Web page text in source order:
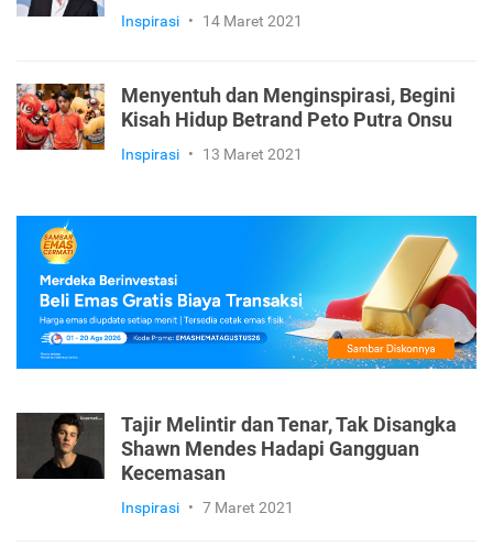
Inspirasi • 14 Maret 2021
Menyentuh dan Menginspirasi, Begini
Kisah Hidup Betrand Peto Putra Onsu
Inspirasi • 13 Maret 2021
Tajir Melintir dan Tenar, Tak Disangka
Shawn Mendes Hadapi Gangguan
Kecemasan
Inspirasi • 7 Maret 2021